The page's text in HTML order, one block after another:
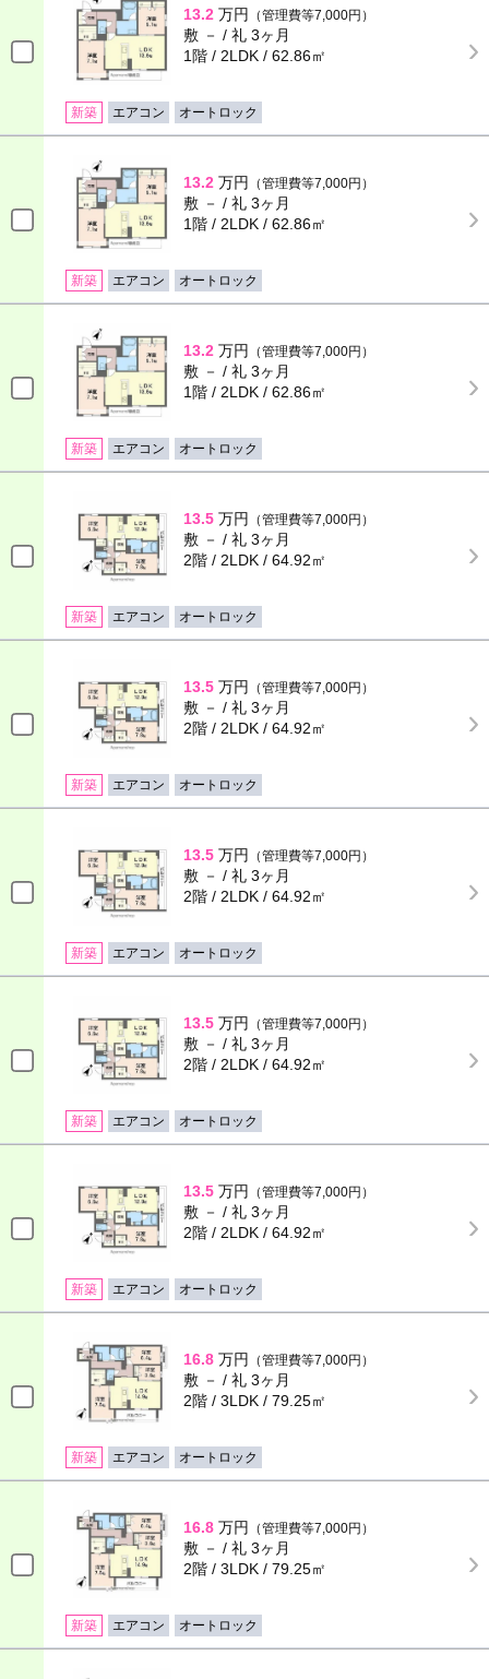
13.2 万円 （管理費等7,000円）
敷 － / 礼 3ヶ月
1階 / 2LDK / 62.86㎡
新築 エアコン オートロック
13.2 万円 （管理費等7,000円）
敷 － / 礼 3ヶ月
1階 / 2LDK / 62.86㎡
新築 エアコン オートロック
13.2 万円 （管理費等7,000円）
敷 － / 礼 3ヶ月
1階 / 2LDK / 62.86㎡
新築 エアコン オートロック
13.5 万円 （管理費等7,000円）
敷 － / 礼 3ヶ月
2階 / 2LDK / 64.92㎡
新築 エアコン オートロック
13.5 万円 （管理費等7,000円）
敷 － / 礼 3ヶ月
2階 / 2LDK / 64.92㎡
新築 エアコン オートロック
13.5 万円 （管理費等7,000円）
敷 － / 礼 3ヶ月
2階 / 2LDK / 64.92㎡
新築 エアコン オートロック
13.5 万円 （管理費等7,000円）
敷 － / 礼 3ヶ月
2階 / 2LDK / 64.92㎡
新築 エアコン オートロック
13.5 万円 （管理費等7,000円）
敷 － / 礼 3ヶ月
2階 / 2LDK / 64.92㎡
新築 エアコン オートロック
16.8 万円 （管理費等7,000円）
敷 － / 礼 3ヶ月
2階 / 3LDK / 79.25㎡
新築 エアコン オートロック
16.8 万円 （管理費等7,000円）
敷 － / 礼 3ヶ月
2階 / 3LDK / 79.25㎡
新築 エアコン オートロック